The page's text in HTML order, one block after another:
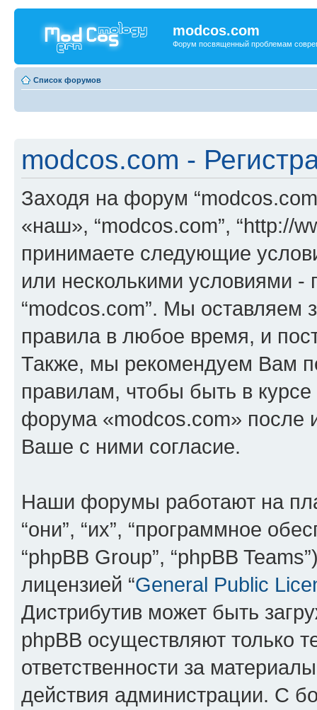
modcos.com
Форум посвященный проблемам
Список форумов
modcos.com -
Заходя на форум
«наш», “modcos.com”, “http://
принимаете следующие
или несколькими условиями
“modcos.com”. Мы оставляем
правила в любое время, и
Также, мы рекомендуем Вам
правилам, чтобы быть в
форума «modcos.com» после
Ваше с ними согласие.
Наши форумы работают на
“они”, “их”, “программное
“phpBB Group”, “phpBB
лицензией “General Public
Дистрибутив может быть
phpBB осуществляют только
ответственности за
действия администрации. С